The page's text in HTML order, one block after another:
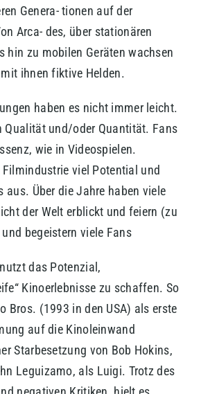
Genera- tionen auf der
Arca- des, über stationären
hin zu mobilen Geräten wachsen
ihnen fiktive Helden.
haben es nicht immer leicht.
Qualität und/oder Quantität. Fans
wie in Videospielen.
viel Potential und
aus. Über die Jahre haben viele
der Welt erblickt und feiern (zu
begeistern viele Fans
das Potenzial,
Kinoerlebnisse zu schaffen. So
Bros. (1993 in den USA) als erste
auf die Kinoleinwand
Starbesetzung von Bob Hokins,
Leguizamo, als Luigi. Trotz des